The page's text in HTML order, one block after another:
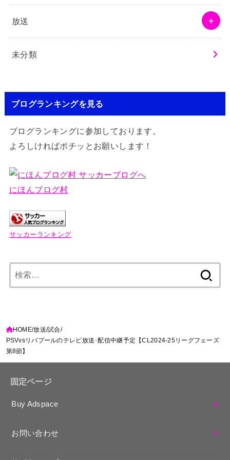
放送
未分類
ブログランキングを見る
ブログランキングに参加しております。
よろしければポチッとお願いします！
にほんブログ村
サッカーランキング
索:
HOME 放送 試合
PSVvsリバプールのテレビ放送･配信中継予定【CL2024-25リーグフェーズ
第8節】
固定ページ
Buy Adspace
お問い合わせ